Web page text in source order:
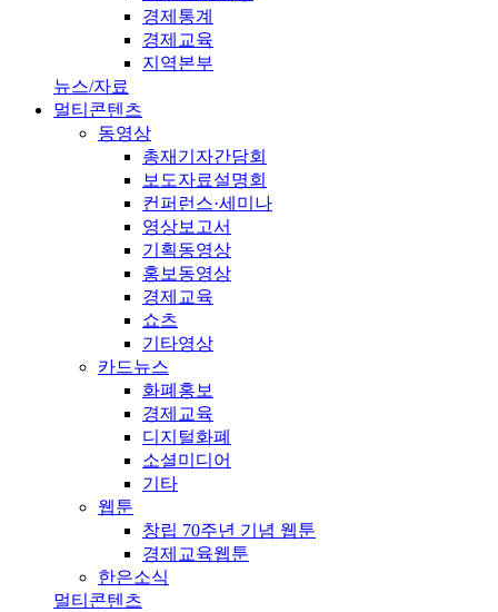
경제통계
경제교육
지역본부
뉴스/자료
멀티콘텐츠
동영상
총재기자간담회
보도자료설명회
컨퍼런스·세미나
영상보고서
기획동영상
홍보동영상
경제교육
쇼츠
기타영상
카드뉴스
화폐홍보
경제교육
디지털화폐
소셜미디어
기타
웹툰
창립 70주년 기념 웹툰
경제교육웹툰
한은소식
멀티콘텐츠